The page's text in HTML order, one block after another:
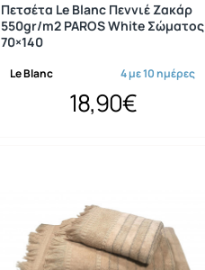
Le Blanc 4 με 10 ημέρες
Πετσέτα Le Blanc Πεννιέ Ζακάρ
550gr/m2 PAROS White Σώματος
70×140
18,90€